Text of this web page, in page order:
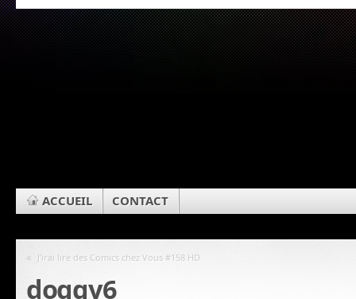
ACCUEIL CONTACT
« J’irai lire des Comics chez Vous #158 HD
doggy6